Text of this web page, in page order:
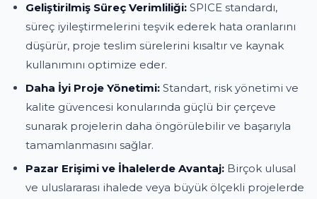
Geliştirilmiş Süreç Verimliliği: SPICE standardı,
süreç iyileştirmelerini teşvik ederek hata oranlarını
düşürür, proje teslim sürelerini kısaltır ve kaynak
kullanımını optimize eder.
Daha İyi Proje Yönetimi: Standart, risk yönetimi ve
kalite güvencesi konularında güçlü bir çerçeve
sunarak projelerin daha öngörülebilir ve başarıyla
tamamlanmasını sağlar.
Pazar Erişimi ve İhalelerde Avantaj: Birçok ulusal
ve uluslararası ihalede veya büyük ölçekli projelerde